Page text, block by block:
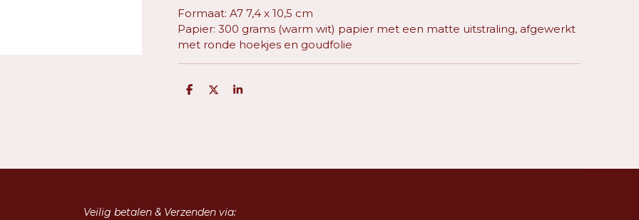
Formaat: A7 7,4 x 10,5 cm
Papier: 300 grams (warm wit) papier met een matte uitstraling, afgewerkt
met ronde hoekjes en goudfolie
D
D
S
Veilig betalen & Verzenden via: